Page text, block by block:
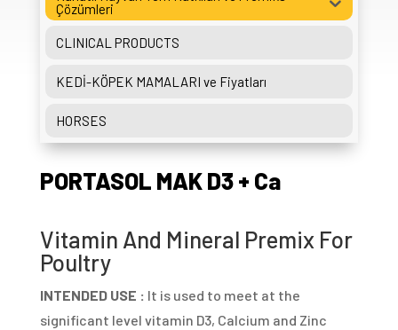
Çözümleri
CLINICAL PRODUCTS
KEDİ-KÖPEK MAMALARI ve Fiyatları
HORSES
PORTASOL MAK D3 + Ca
Vitamin And Mineral Premix For
Poultry
INTENDED USE : It is used to meet at the
significant level vitamin D3, Calcium and Zinc